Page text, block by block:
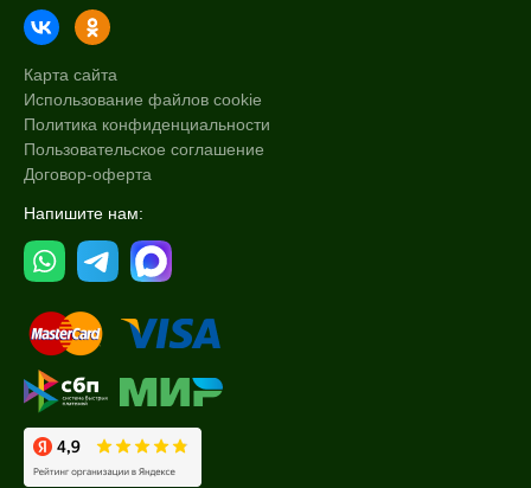
Карта сайта
Использование файлов cookie
Политика конфиденциальности
Пользовательское соглашение
Договор-оферта
Напишите нам: